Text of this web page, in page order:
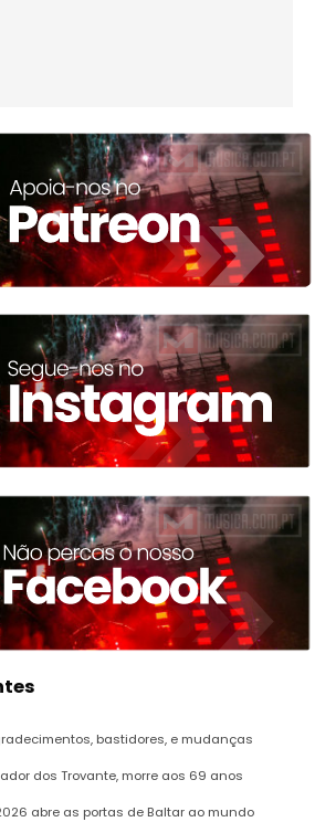
bastidores, e mudanças
dos Trovante, morre aos 69 anos
abre as portas de Baltar ao mundo